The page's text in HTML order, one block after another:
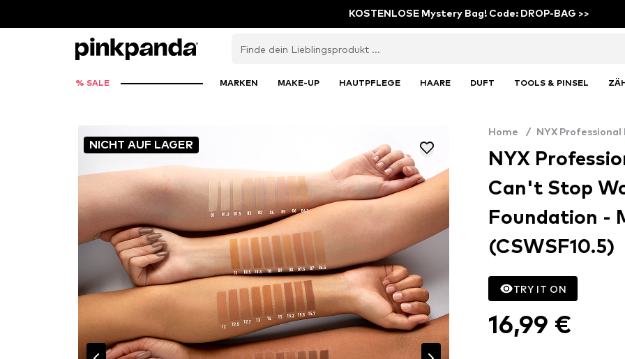
KOSTENLOSE Mystery Bag! Code: DROP-BAG >>
% SALE MARKEN MAKE-UP HAUTPFLEGE HAARE DUFT TOOLS & PINSEL
NICHT AUF LAGER
Home / NYX Professional
NYX
Can't Stop
Foundation -
(CSWSF10.5)
TRY IT ON
16,99 €